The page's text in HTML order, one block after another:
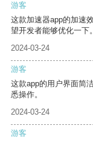
游客
这款加速器app的加速
望开发者能够优化一下。
2024-03-24
游客
这款app的用户界面简
悉操作。
2024-03-24
游客